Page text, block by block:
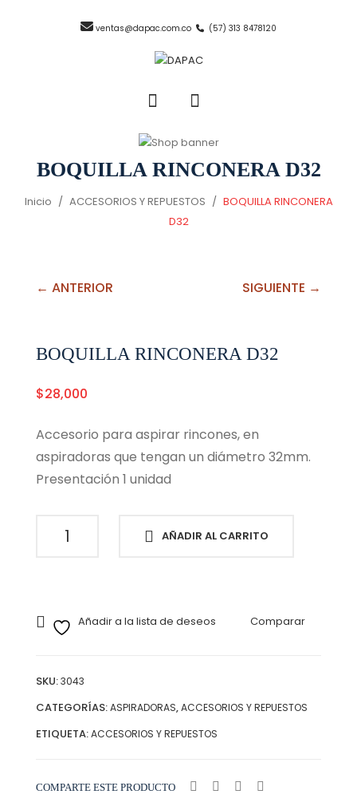
ventas@dapac.com.co (57) 313 8478120
BOQUILLA RINCONERA D32
Inicio / ACCESORIOS Y REPUESTOS / BOQUILLA RINCONERA
D32
← ANTERIOR SIGUIENTE →
BOQUILLA RINCONERA D32
$28,000
Accesorio para aspirar rincones, en
aspiradoras que tengan un diámetro 32mm.
Presentación 1 unidad
RINCONERA
AÑADIR AL CARRITO
Añadir a la lista de deseos Comparar
SKU:3043
CATEGORÍAS:ASPIRADORAS,ACCESORIOS Y REPUESTOS
ETIQUETA:ACCESORIOS Y REPUESTOS
COMPARTE ESTE PRODUCTO